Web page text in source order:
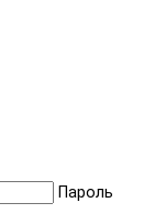
Пароль